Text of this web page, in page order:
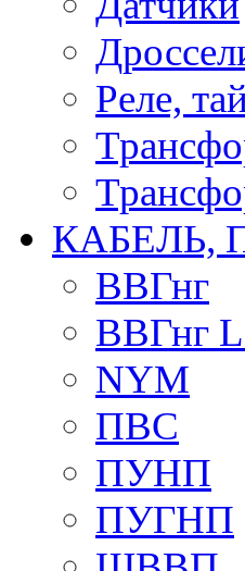
Реле,
КАБЕЛЬ,
ВВГнг
ВВГнг
NYM
ПВС
ПУНП
ПУГНП